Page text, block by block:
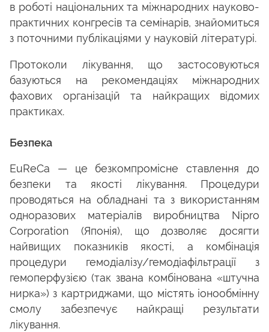
в роботі національних та міжнародних науково-
практичних конгресів та семінарів, знайомиться
з поточними публікаціями у науковій літературі.
Протоколи лікування, що застосовуються
базуються на рекомендаціях міжнародних
фахових організацій та найкращих відомих
практиках.
Безпека
EuReCa — це безкомпромісне ставлення до
безпеки та якості лікування. Процедури
проводяться на обладнані та з використанням
одноразових матеріалів виробництва Nipro
Corporation (Японія), що дозволяє досягти
найвищих показників якості, а комбінація
процедури гемодіалізу/гемодіафільтрації з
гемоперфузією (так звана комбінована «штучна
нирка») з картриджами, що містять іонообмінну
смолу забезпечує найкращі результати
лікування.